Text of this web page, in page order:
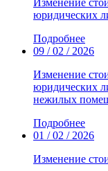
юридических
Подробнее
09 / 02 / 2026
Изменение
юридических
нежилых
Подробнее
01 / 02 / 2026
Изменение